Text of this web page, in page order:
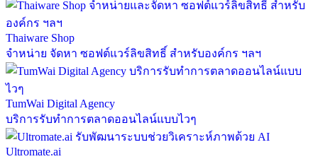
Thaiware Shop
จำหน่าย จัดหา ซอฟต์แวร์ลิขสิทธิ์ สำหรับองค์กร ฯลฯ
TumWai Digital Agency
บริการรับทำการตลาดออนไลน์แบบไวๆ
Ultromate.ai